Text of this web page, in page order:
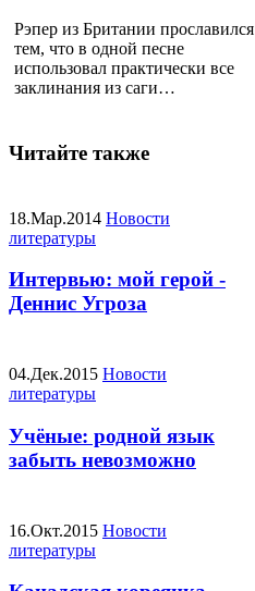
Рэпер из Британии прославился
тем, что в одной песне
использовал практически все
заклинания из саги…
Читайте также
18.Мар.2014 Новости
литературы
Интервью: мой герой -
Деннис Угроза
04.Дек.2015 Новости
литературы
Учёные: родной язык
забыть невозможно
16.Окт.2015 Новости
литературы